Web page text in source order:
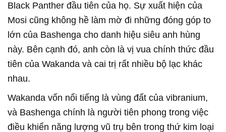
Black Panther đầu tiên của họ. Sự xuất hiện của
Mosi cũng không hề làm mờ đi những đóng góp to
lớn của Bashenga cho danh hiệu siêu anh hùng
này. Bên cạnh đó, anh còn là vị vua chính thức đầu
tiên của Wakanda và cai trị rất nhiều bộ lạc khác
nhau.
Wakanda vốn nổi tiếng là vùng đất của vibranium,
và Bashenga chính là người tiên phong trong việc
điều khiển năng lượng vũ trụ bên trong thứ kim loại